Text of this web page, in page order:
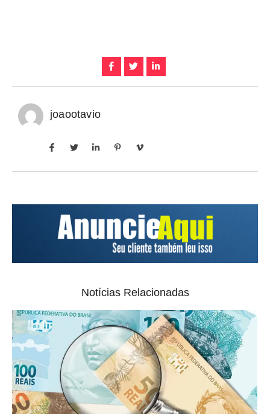
joaootavio
Notícias Relacionadas